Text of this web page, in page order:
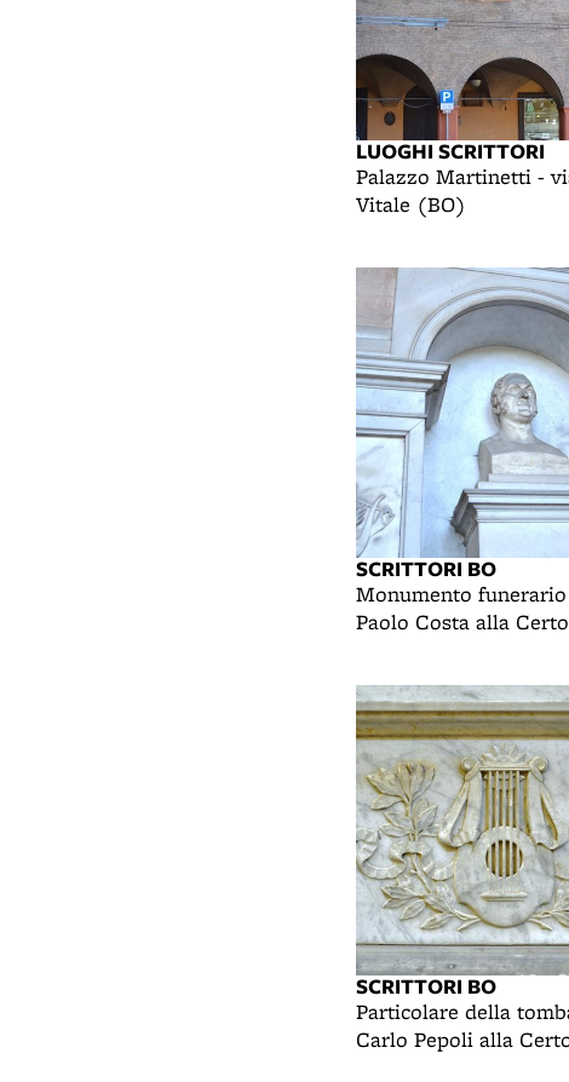
LUOGHI SCRITTORI
Palazzo Martinetti -
Vitale (BO)
SCRITTORI BO
Monumento
Paolo Costa alla
SCRITTORI BO
Particolare della
Carlo Pepoli alla